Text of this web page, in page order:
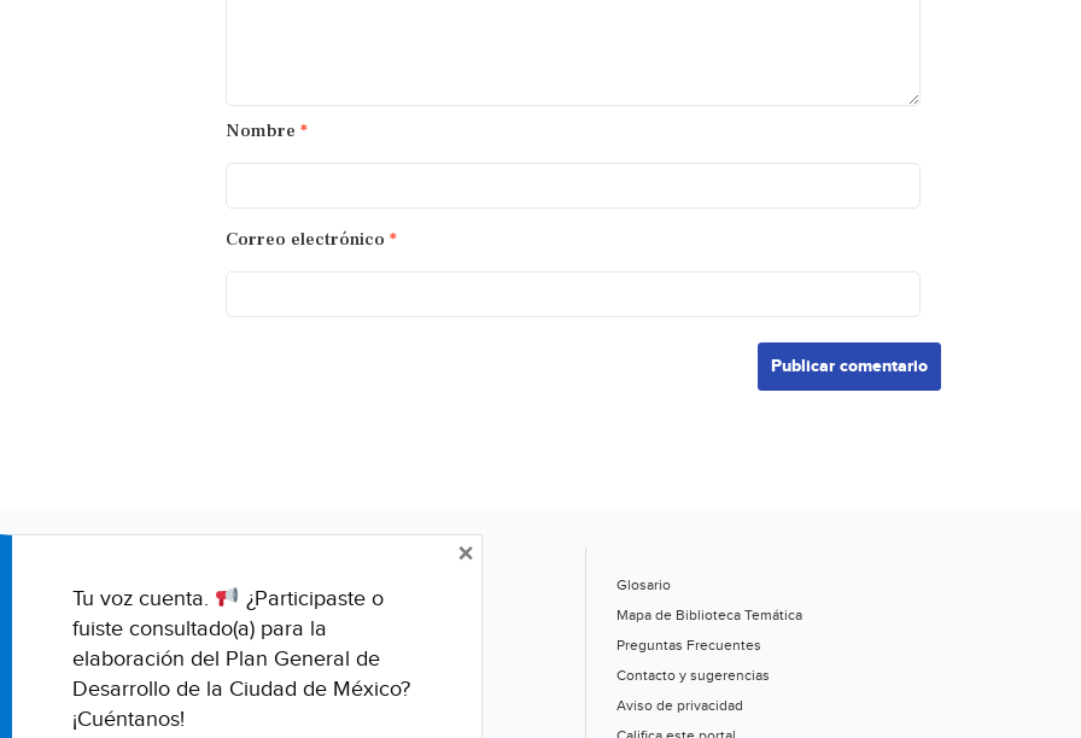
Nombre *
Correo electrónico *
Glosario
Mapa de Biblioteca Temática
Preguntas Frecuentes
Contacto y sugerencias
Aviso de privacidad
Tu voz cuenta.
¿Participaste o
fuiste consultado(a) para la
elaboración del Plan General de
Desarrollo de la Ciudad de México?
¡Cuéntanos!
×